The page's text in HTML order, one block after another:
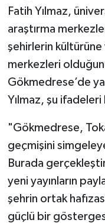
Fatih Yılmaz,
araştırma
şehirlerin
merkezleri
Gökmedrese’de
Yılmaz, şu ifadeleri
"Gökmedrese,
geçmişini
Burada
yeni yayınların
şehrin ortak
güçlü bir